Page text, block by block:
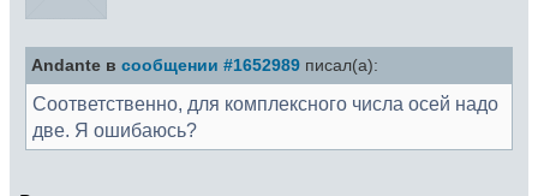
Andante в сообщении #1652989 писал(а):
Соответственно, для комплексного числа осей надо
две. Я ошибаюсь?